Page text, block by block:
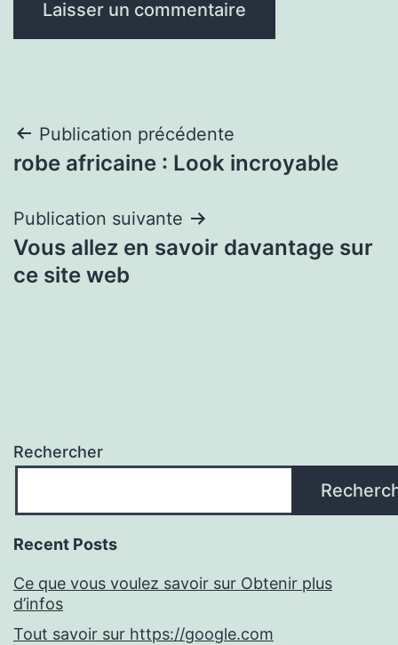
Navigation
de
l’article
Publication précédente
robe africaine : Look incroyable
Publication suivante
Vous allez en savoir davantage sur
ce site web
Rechercher
Recent Posts
Ce que vous voulez savoir sur Obtenir plus
d’infos
Tout savoir sur https://google.com